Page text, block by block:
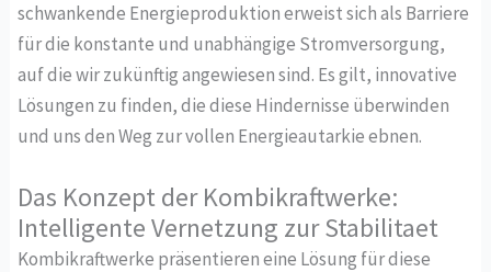
schwankende Energieproduktion erweist sich als Barriere
für die konstante und unabhängige Stromversorgung,
auf die wir zukünftig angewiesen sind. Es gilt, innovative
Lösungen zu finden, die diese Hindernisse überwinden
und uns den Weg zur vollen Energieautarkie ebnen.
Das Konzept der Kombikraftwerke:
Intelligente Vernetzung zur Stabilitaet
Kombikraftwerke präsentieren eine Lösung für diese